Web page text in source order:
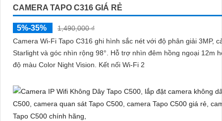
CAMERA TAPO C316 GIÁ RẺ
5%-35%
1,490,000 ₫
Camera Wi-Fi Tapo C316 ghi hình sắc nét với độ phân giải 3MP,
Starlight và góc nhìn rộng 98°. Hỗ trợ nhìn đêm hồng ngoại 12m hoặc chế
độ màu Color Night Vision. Kết nối Wi-Fi 2